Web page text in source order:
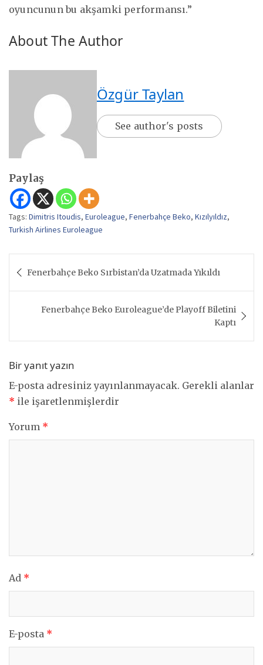
oyuncunun bu akşamki performansı.”
About The Author
Özgür Taylan
See author's posts
Paylaş
Tags: Dimitris Itoudis, Euroleague, Fenerbahçe Beko, Kızılyıldız,
Turkish Airlines Euroleague
gezinmesi
Fenerbahçe Beko Sırbistan’da Uzatmada Yıkıldı
Fenerbahçe Beko Euroleague’de Playoff Biletini
Kaptı
Bir yanıt yazın
E-posta adresiniz yayınlanmayacak. Gerekli alanlar
* ile işaretlenmişlerdir
Yorum *
Ad *
E-posta *